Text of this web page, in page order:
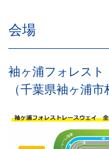
会場
袖ヶ浦フォレスト
（千葉県袖ヶ浦市